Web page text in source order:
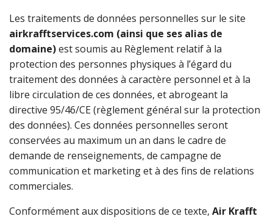
Les traitements de données personnelles sur le site
airkrafftservices.com (ainsi que ses alias de
domaine)est soumis au Règlement relatif à la
protection des personnes physiques à l’égard du
traitement des données à caractère personnel et à la
libre circulation de ces données, et abrogeant la
directive 95/46/CE (règlement général sur la protection
des données). Ces données personnelles seront
conservées au maximum un an dans le cadre de
demande de renseignements, de campagne de
communication et marketing et à des fins de relations
commerciales.
Conformément aux dispositions de ce texte, Air Krafft